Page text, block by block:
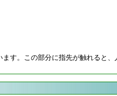
す。この部分に指先が触れると